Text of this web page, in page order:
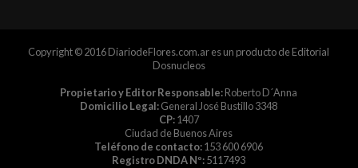
Copyright © 2016 DiariodeFlores.com.ar es un producto de Editorial
Dosnucleos
Propietario y Editor Responsable:Roberto D´Anna
Domicilio Legal:General José Bustillo 3348
CP:1407
Ciudad de Buenos Aires
Teléfono de contacto:153 600 6906
Registro DNDA Nº:5117493